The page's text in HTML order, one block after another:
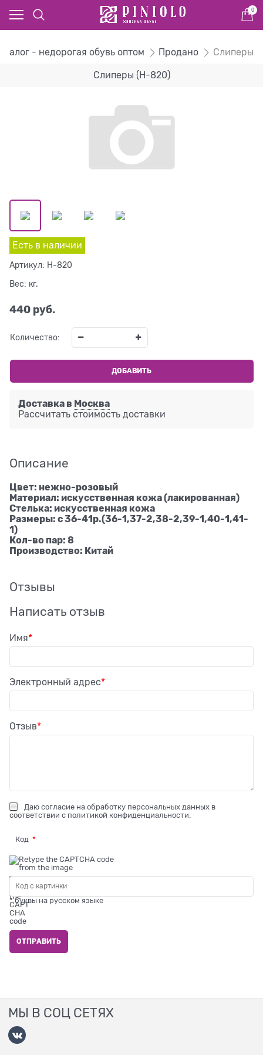
0
- недорогая обувь оптом Продано Слиперы
Слиперы (H-820)
Есть в наличии
Артикул: H-820
Вес: кг.
440 руб.
Количество:
ДОБАВИТЬ
Доставка в Москва
Рассчитать стоимость доставки
Описание
Цвет: нежно-розовый
Материал: искусственная кожа (лакированная)
Стелька: искусственная кожа
Размеры: с 36-41р.(36-1,37-2,38-2,39-1,40-1,41-
1)
Кол-во пар: 8
Производство: Китай
Отзывы
Написать отзыв
Имя
Электронный адрес
Отзыв
Даю согласие на обработку персональных данных в
соответствии с политикой конфиденциальности
Код
* буквы на русском языке
МЫ В СОЦ СЕТЯХ